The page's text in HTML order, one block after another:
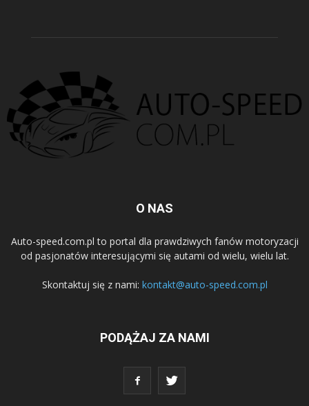
O NAS
Auto-speed.com.pl to portal dla prawdziwych fanów motoryzacji
od pasjonatów interesującymi się autami od wielu, wielu lat.
Skontaktuj się z nami: kontakt@auto-speed.com.pl
PODĄŻAJ ZA NAMI